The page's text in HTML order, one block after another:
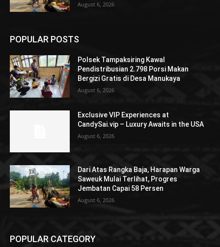
August 6, 2026
POPULAR POSTS
Polsek Tampaksiring Kawal
Pendistribusian 2.798 Porsi Makan
Bergizi Gratis di Desa Manukaya
August 6, 2026
Exclusive VIP Experiences at
CandySai.vip – Luxury Awaits in the USA
August 6, 2026
Dari Atas Rangka Baja, Harapan Warga
Saweuk Mulai Terlihat, Progres
Jembatan Capai 58 Persen
August 6, 2026
POPULAR CATEGORY